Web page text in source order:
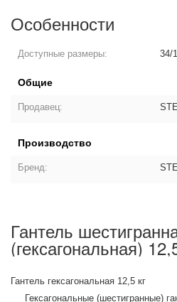
Особенности
Доступные размеры: 34/
Общие
Продавец:
Производство
Бренд:
Гантель
(гексагональная)
товара
Гантель гексагональная 12,5 кг
Гексагональные (шестигранные)